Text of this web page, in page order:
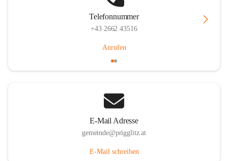
Telefonnummer
+43 2662 43516
Anrufen
E-Mail Adresse
gemeinde@prigglitz.at
E-Mail schreiben